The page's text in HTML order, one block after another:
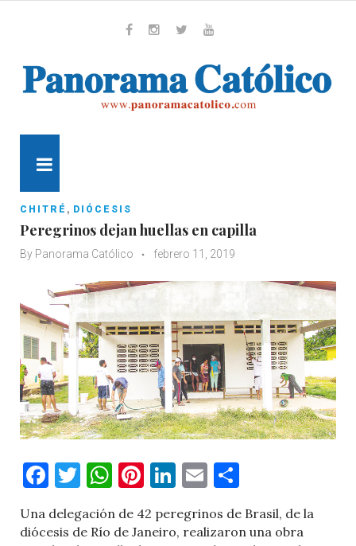
CHITRÉ , DIÓCESIS
Peregrinos dejan huellas en capilla
By Panorama Católico febrero 11, 2019
Facebook
Twitter
WhatsApp
Pinterest
LinkedIn
Email
Una delegación de 42 peregrinos de Brasil, de la
diócesis de Río de Janeiro, realizaron una obra